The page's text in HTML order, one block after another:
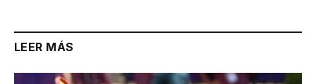
LEER MÁS